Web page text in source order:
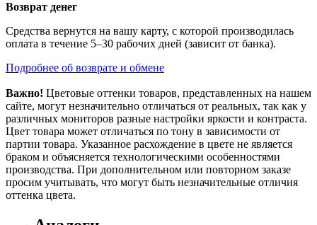
Возврат денег
Средства вернутся на вашу карту, с которой производилась
оплата в течение 5–30 рабочих дней (зависит от банка).
Подробнее об возврате и обмене
Важно! Цветовые оттенки товаров, представленных на нашем
сайте, могут незначительно отличаться от реальных, так как у
различных мониторов разные настройки яркости и контраста.
Цвет товара может отличаться по тону в зависимости от
партии товара. Указанное расхождение в цвете не является
браком и объясняется технологическими особенностями
производства. При дополнительном или повторном заказе
просим учитывать, что могут быть незначительные отличия
оттенка цвета.